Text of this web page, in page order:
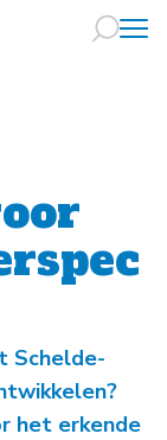
Schelde-
het erkende